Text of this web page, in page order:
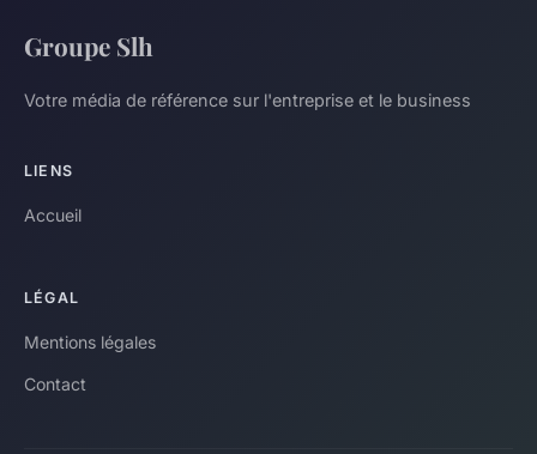
Groupe Slh
Votre média de référence sur l'entreprise et le business
LIENS
Accueil
LÉGAL
Mentions légales
Contact